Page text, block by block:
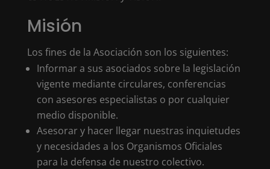
Misión
Los fines de la Asociación son los siguientes:
Informar a sus asociados sobre la legislación
vigente mediante circulares, conferencias
con asesores especialistas o por cualquier
medio disponible.
Asesorar y hacer llegar nuestras inquietudes
y necesidades a los Organismos Oficiales
para la defensa de nuestro colectivo.